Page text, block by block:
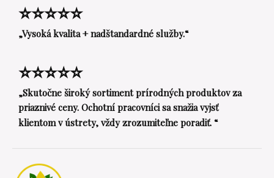
⭐⭐⭐⭐⭐
„Vysoká kvalita + nadštandardné služby.“
⭐⭐⭐⭐⭐
„Skutočne široký sortiment prírodných produktov za
priaznivé ceny. Ochotní pracovníci sa snažia vyjsť
klientom v ústrety, vždy zrozumiteľne poradiť. “